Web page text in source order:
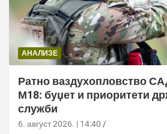
АНАЛИЗЕ
Ратно ваздухопловство
М18: буџет и приоритети
служби
6. август 2026. | 14:40